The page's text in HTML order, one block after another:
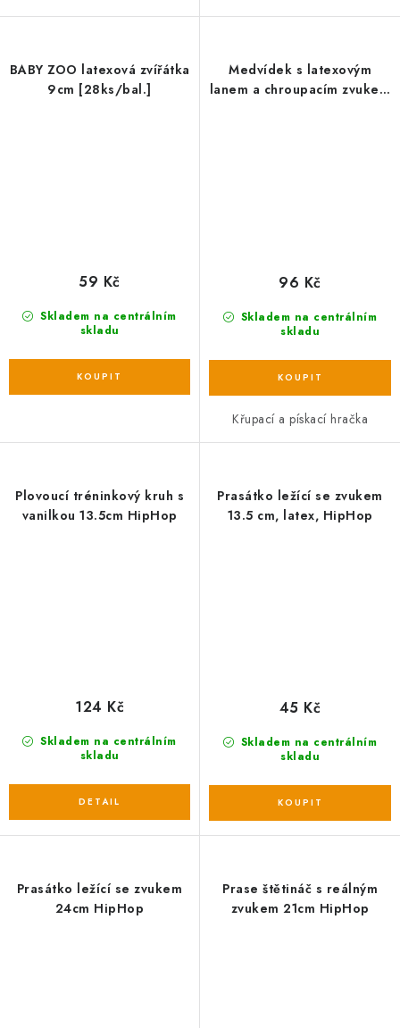
BABY ZOO latexová zvířátka
9cm [28ks/bal.]
Skladem na centrálním
skladu
59 Kč
Medvídek s latexovým
lanem a chroupacím zvukem
Skladem na centrálním
skladu
96 Kč
Křupací a pískací hračka
Plovoucí tréninkový kruh s
vanilkou 13.5cm HipHop
Skladem na centrálním
skladu
124 Kč
Prasátko ležící se zvukem
13.5 cm, latex, HipHop
Skladem na centrálním
skladu
45 Kč
Prasátko ležící se zvukem
24cm HipHop
Prase štětináč s reálným
zvukem 21cm HipHop